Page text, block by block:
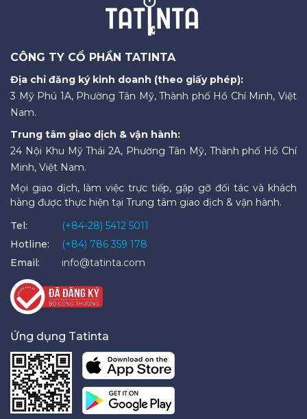
CÔNG TY CỔ PHẦN TATINTA
Địa chỉ đăng ký kinh doanh (theo giấy phép):
3 Mỹ Phú 1A, Phường Tân Mỹ, Thành phố Hồ Chí Minh, Việt
Nam.
Trung tâm giao dịch & vận hành:
24 Nội Khu Mỹ Thái 2A, Phường Tân Mỹ, Thành phố Hồ Chí
Minh, Việt Nam.
Mọi giao dịch, làm việc trực tiếp, gặp gỡ đối tác và khách
hàng được thực hiện tại Trung tâm giao dịch & vận hành.
Tel:
(+84-28) 5412 5011
Hotline:
(+84) 786 359 178
Email:
info@tatinta.com
Ứng dụng Tatinta